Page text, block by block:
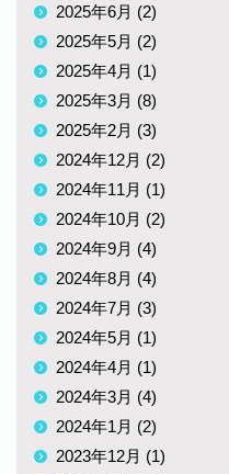
2025年6月 (2)
2025年5月 (2)
2025年4月 (1)
2025年3月 (8)
2025年2月 (3)
2024年12月 (2)
2024年11月 (1)
2024年10月 (2)
2024年9月 (4)
2024年8月 (4)
2024年7月 (3)
2024年5月 (1)
2024年4月 (1)
2024年3月 (4)
2024年1月 (2)
2023年12月 (1)